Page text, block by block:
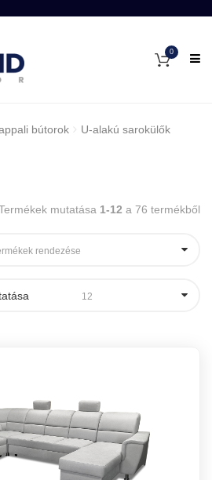
0
bútorok U-alakú sarokülők
mutatása 1-12 a 76 termékből
rendezése
12